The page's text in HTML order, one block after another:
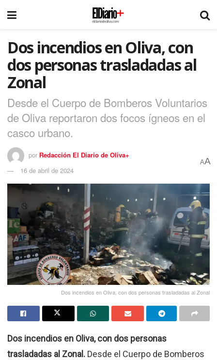
Dos incendios en Oliva, con
dos personas trasladadas al
Zonal
Desde el Cuerpo de Bomberos Voluntarios
de Oliva reportaron dos focos ígneos en el
casco urbano.
por Redacción El Diario de Oliva+
16 de abril de 2024
AA
Dos incendios en Oliva, con dos personas trasladadas al Zonal
Dos incendios en Oliva, con dos personas
trasladadas al Zonal. Desde el Cuerpo de Bomberos